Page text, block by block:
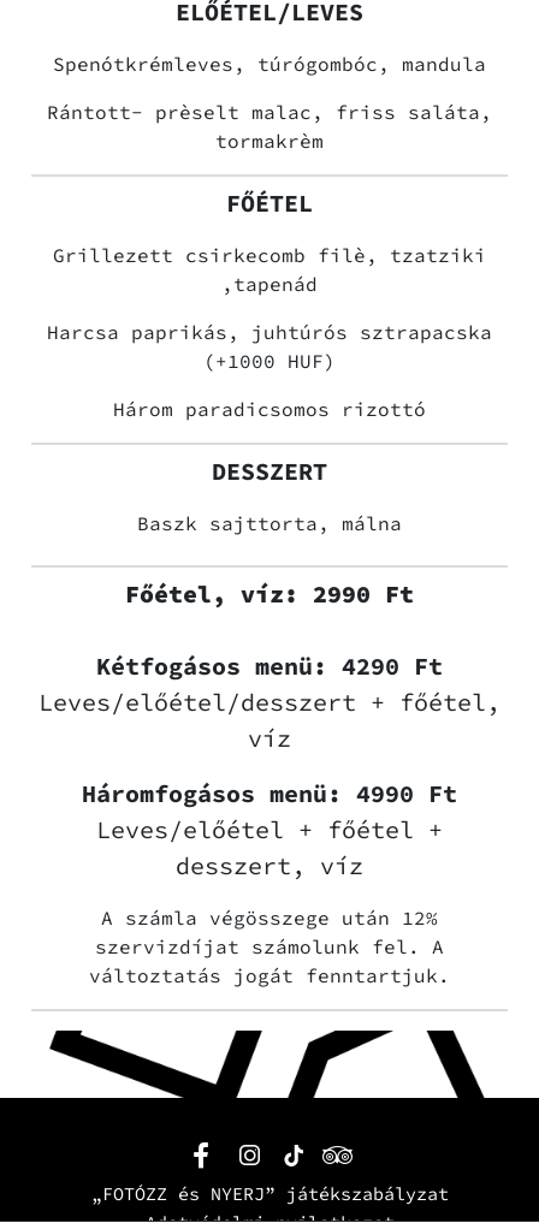
ELŐÉTEL/LEVES
Spenótkrémleves, túrógombóc, mandula
Rántott- prèselt malac, friss saláta,
tormakrèm
FŐÉTEL
Grillezett csirkecomb filè, tzatziki
,tapenád
Harcsa paprikás, juhtúrós sztrapacska
(+1000 HUF)
Három paradicsomos rizottó
DESSZERT
Baszk sajttorta, málna
Főétel, víz: 2990 Ft
Kétfogásos menü: 4290 Ft
Leves/előétel/desszert + főétel,
víz
Háromfogásos menü: 4990 Ft
Leves/előétel + főétel +
desszert, víz
A számla végösszege után 12%
szervizdíjat számolunk fel. A
változtatás jogát fenntartjuk.
„FOTÓZZ és NYERJ” játékszabályzat
Adatvédelmi nyilatkozat